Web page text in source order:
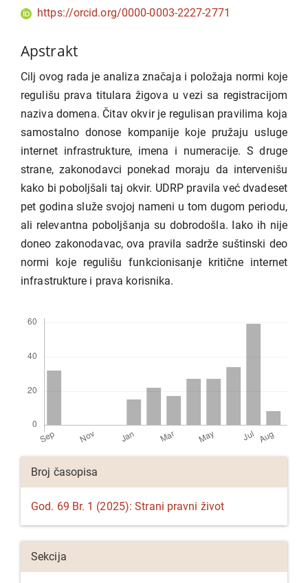
https://orcid.org/0000-0003-2227-2771
Apstrakt
Cilj ovog rada je analiza značaja i položaja normi koje
regulišu prava titulara žigova u vezi sa registracijom
naziva domena. Čitav okvir je regulisan pravilima koja
samostalno donose kompanije koje pružaju usluge
internet infrastrukture, imena i numeracije. S druge
strane, zakonodavci ponekad moraju da intervenišu
kako bi poboljšali taj okvir. UDRP pravila već dvadeset
pet godina služe svojoj nameni u tom dugom periodu,
ali relevantna poboljšanja su dobrodošla. Iako ih nije
doneo zakonodavac, ova pravila sadrže suštinski deo
normi koje regulišu funkcionisanje kritične internet
infrastrukture i prava korisnika.
Detalji
članka
Broj časopisa
God. 69 Br. 1 (2025): Strani pravni život
Sekcija